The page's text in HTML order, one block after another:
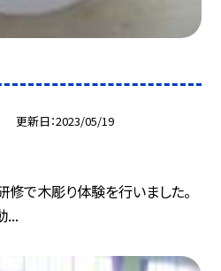
更新日 2023/05/19
修で木彫り体験を行いました。
...